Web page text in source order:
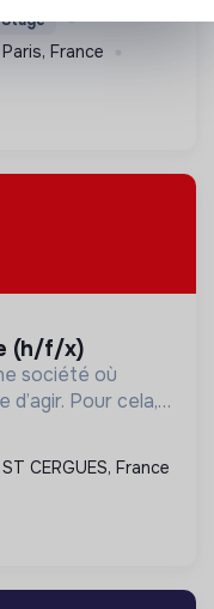
Stage
Paris, France
(h/f/x)
société où
Pour cela,
lieux
à tous.
ST CERGUES, France